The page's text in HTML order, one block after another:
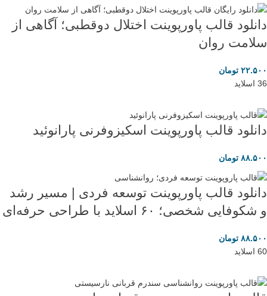
دانلود قالب پاورپوینت اختلال دوقطبی؛ آگاهی از
سلامت روان
۲۲.۵۰۰ تومان
36 اسلاید
دانلود قالب پاورپوینت اسکیزوفرنی پارانوئید
۸۸.۵۰۰ تومان
دانلود قالب پاورپوینت توسعه فردی | مسیر رشد
و شکوفایی شخصی؛ ۶۰ اسلاید با طراحی حرفه‌ای
۸۸.۵۰۰ تومان
60 اسلاید